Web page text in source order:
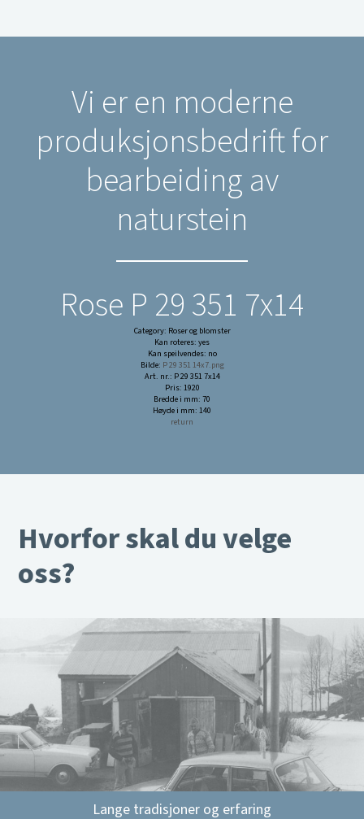
Vi er en moderne
produksjonsbedrift for
bearbeiding av
naturstein
Rose P 29 351 7x14
Category: Roser og blomster
Kan roteres: yes
Kan speilvendes: no
Bilde: P 29 351 14x7.png
Art. nr.: P 29 351 7x14
Pris: 1920
Bredde i mm: 70
Høyde i mm: 140
return
Hvorfor skal du velge
oss?
Lange tradisjoner og erfaring